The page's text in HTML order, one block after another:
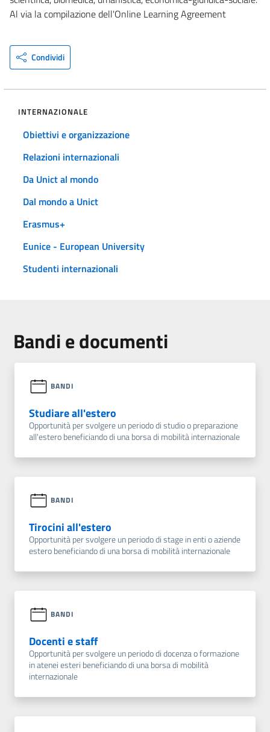
Al via la compilazione dell'Online Learning Agreement
Condividi
INTERNAZIONALE
Obiettivi e organizzazione
Relazioni internazionali
Da Unict al mondo
Dal mondo a Unict
Erasmus+
Eunice - European University
Studenti internazionali
Bandi e documenti
BANDI
Studiare all'estero
Opportunità per svolgere un periodo di studio o preparazione
all'estero beneficiando di una borsa di mobilità internazionale
BANDI
Tirocini all'estero
Opportunità per svolgere un periodo di stage in enti o aziende
estero beneficiando di una borsa di mobilità internazionale
BANDI
Docenti e staff
Opportunità per svolgere un periodo di docenza o formazione
in atenei esteri beneficiando di una borsa di mobilità
internazionale